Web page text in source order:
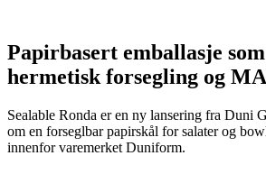
Papirbasert emballasje
hermetisk forsegling og
Sealable Ronda er en ny lansering fra Duni
om en forseglbar papirskål for salater og
innenfor varemerket Duniform.